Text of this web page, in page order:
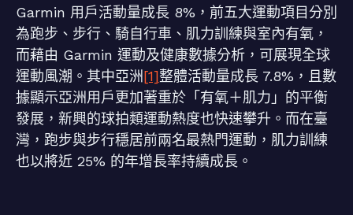
Garmin 用戶活動量成長 8%，前五大運動項目分別
為跑步、步行、騎自行車、肌力訓練與室內有氧，
而藉由 Garmin 運動及健康數據分析，可展現全球
運動風潮。其中亞洲[1]整體活動量成長 7.8%，且數
據顯示亞洲用戶更加著重於「有氧＋肌力」的平衡
發展，新興的球拍類運動熱度也快速攀升。而在臺
灣，跑步與步行穩居前兩名最熱門運動，肌力訓練
也以將近 25% 的年增長率持續成長。